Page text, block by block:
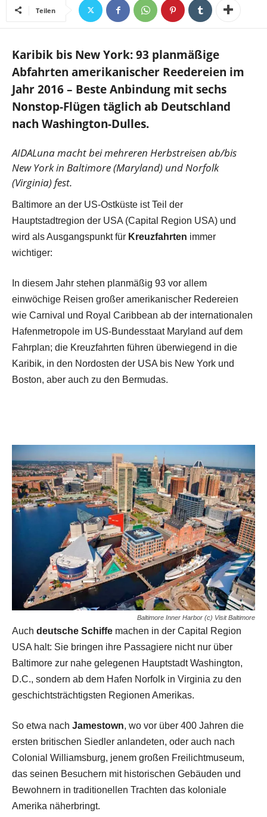
Teilen
Karibik bis New York: 93 planmäßige
Abfahrten amerikanischer Reedereien im
Jahr 2016 – Beste Anbindung mit sechs
Nonstop-Flügen täglich ab Deutschland
nach Washington-Dulles.
AIDALuna macht bei mehreren Herbstreisen ab/bis
New York in Baltimore (Maryland) und Norfolk
(Virginia) fest.
Baltimore an der US-Ostküste ist Teil der
Hauptstadtregion der USA (Capital Region USA) und
wird als Ausgangspunkt für Kreuzfahrten immer
wichtiger:
In diesem Jahr stehen planmäßig 93 vor allem
einwöchige Reisen großer amerikanischer Redereien
wie Carnival und Royal Caribbean ab der internationalen
Hafenmetropole im US-Bundesstaat Maryland auf dem
Fahrplan; die Kreuzfahrten führen überwiegend in die
Karibik, in den Nordosten der USA bis New York und
Boston, aber auch zu den Bermudas.
Baltimore Inner Harbor (c) Visit Baltimore
Auch deutsche Schiffe machen in der Capital Region
USA halt: Sie bringen ihre Passagiere nicht nur über
Baltimore zur nahe gelegenen Hauptstadt Washington,
D.C., sondern ab dem Hafen Norfolk in Virginia zu den
geschichtsträchtigsten Regionen Amerikas.
So etwa nach Jamestown, wo vor über 400 Jahren die
ersten britischen Siedler anlandeten, oder auch nach
Colonial Williamsburg, jenem großen Freilichtmuseum,
das seinen Besuchern mit historischen Gebäuden und
Bewohnern in traditionellen Trachten das koloniale
Amerika näherbringt.